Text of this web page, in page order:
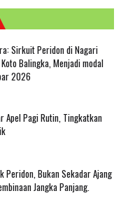
Sirkuit Peridon di Nagari
Balingka, Menjadi modal
2026
Apel Pagi Rutin, Tingkatkan
Peridon, Bukan Sekadar Ajang
Jangka Panjang.